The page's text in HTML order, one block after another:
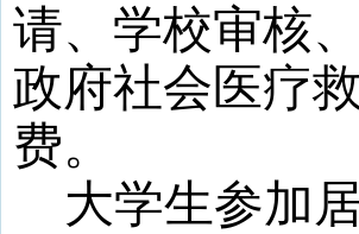
请、学校审核
政府社会医疗
费。
大学生参加